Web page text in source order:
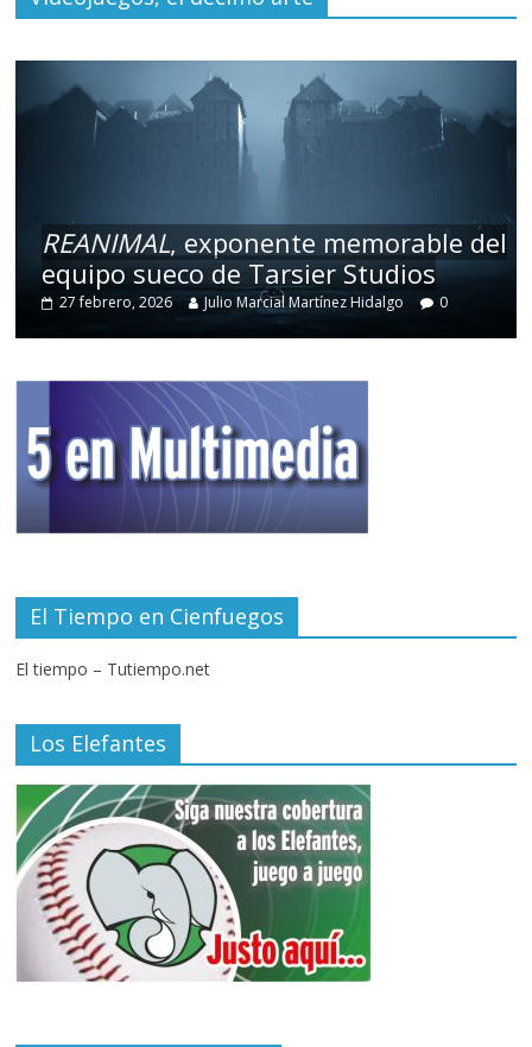
REANIMAL, exponente memorable del
equipo sueco de Tarsier Studios
27 febrero, 2026 Julio Marcial Martínez Hidalgo 0
El Tiempo en Cienfuegos
El tiempo – Tutiempo.net
Los Elefantes